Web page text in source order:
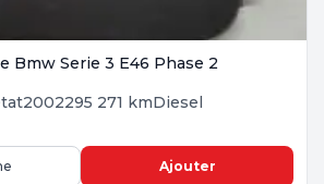
Bmw Serie 3 E46 Phase 2
2002295 271 kmDiesel
Ajouter